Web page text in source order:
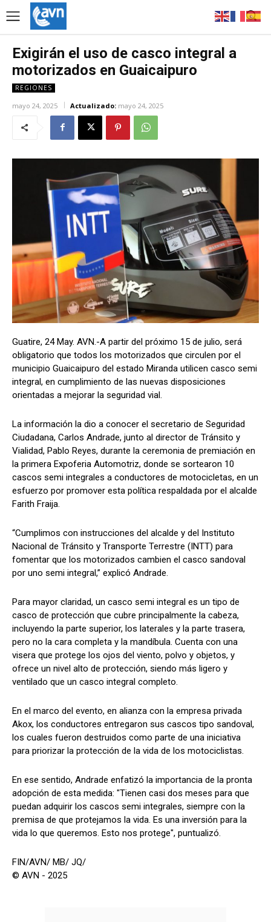
Exigirán el uso de casco integral a
motorizados en Guaicaipuro
REGIONES
mayo 24, 2025 Actualizado: mayo 24, 2025
Guatire, 24 May. AVN.-A partir del próximo 15 de julio, será
obligatorio que todos los motorizados que circulen por el
municipio Guaicaipuro del estado Miranda utilicen casco semi
integral, en cumplimiento de las nuevas disposiciones
orientadas a mejorar la seguridad vial.
La información la dio a conocer el secretario de Seguridad
Ciudadana, Carlos Andrade, junto al director de Tránsito y
Vialidad, Pablo Reyes, durante la ceremonia de premiación en
la primera Expoferia Automotriz, donde se sortearon 10
cascos semi integrales a conductores de motocicletas, en un
esfuerzo por promover esta política respaldada por el alcalde
Farith Fraija.
“Cumplimos con instrucciones del alcalde y del Instituto
Nacional de Tránsito y Transporte Terrestre (INTT) para
fomentar que los motorizados cambien el casco sandoval
por uno semi integral,” explicó Andrade.
Para mayor claridad, un casco semi integral es un tipo de
casco de protección que cubre principalmente la cabeza,
incluyendo la parte superior, los laterales y la parte trasera,
pero no la cara completa y la mandíbula. Cuenta con una
visera que protege los ojos del viento, polvo y objetos, y
ofrece un nivel alto de protección, siendo más ligero y
ventilado que un casco integral completo.
En el marco del evento, en alianza con la empresa privada
Akox, los conductores entregaron sus cascos tipo sandoval,
los cuales fueron destruidos como parte de una iniciativa
para priorizar la protección de la vida de los motociclistas.
En ese sentido, Andrade enfatizó la importancia de la pronta
adopción de esta medida: "Tienen casi dos meses para que
puedan adquirir los cascos semi integrales, siempre con la
premisa de que protejamos la vida. Es una inversión para la
vida lo que queremos. Esto nos protege", puntualizó.
FIN/AVN/ MB/ JQ/
© AVN - 2025